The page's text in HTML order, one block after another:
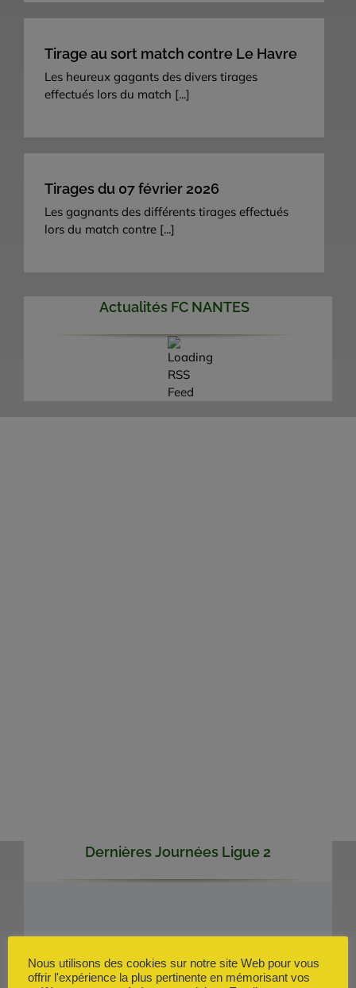
Tirage au sort match contre Le Havre
Les heureux gagants des divers tirages
effectués lors du match [...]
Tirages du 07 février 2026
Les gagnants des différents tirages effectués
lors du match contre [...]
Actualités FC NANTES
Dernières Journées Ligue 2
Nous utilisons des cookies sur notre site Web pour vous
offrir l'expérience la plus pertinente en mémorisant vos